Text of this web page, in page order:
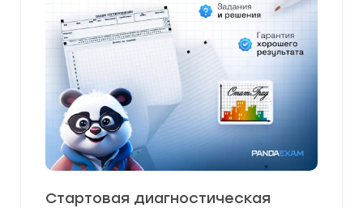
Стартовая диагностическая